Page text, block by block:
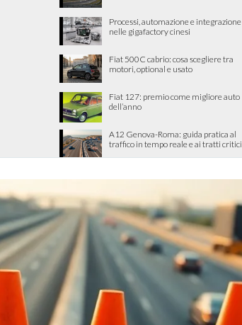
Processi, automazione e integrazione
nelle gigafactory cinesi
Fiat 500C cabrio: cosa scegliere tra
motori, optional e usato
Fiat 127: premio come migliore auto
dell’anno
A12 Genova-Roma: guida pratica al
traffico in tempo reale e ai tratti critici